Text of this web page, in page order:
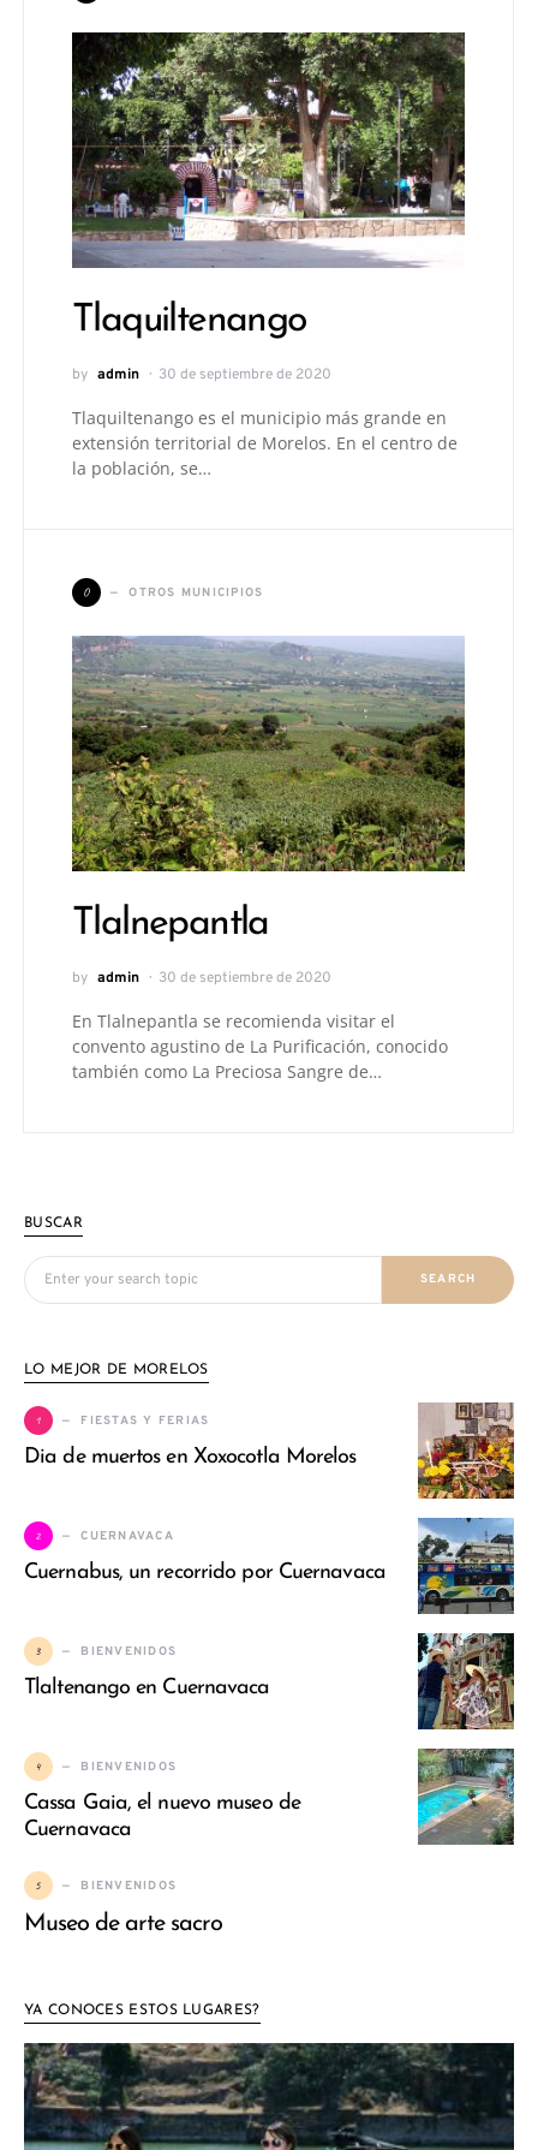
Tlaquiltenango
by admin 30 de septiembre de 2020
Tlaquiltenango es el municipio más grande en
extensión territorial de Morelos. En el centro de
la población, se…
O OTROS MUNICIPIOS
Tlalnepantla
by admin 30 de septiembre de 2020
En Tlalnepantla se recomienda visitar el
convento agustino de La Purificación, conocido
también como La Preciosa Sangre de…
BUSCAR
Search for:
SEARCH
LO MEJOR DE MORELOS
1 FIESTAS Y FERIAS
Dia de muertos en Xoxocotla Morelos
2 CUERNAVACA
Cuernabus, un recorrido por Cuernavaca
3 BIENVENIDOS
Tlaltenango en Cuernavaca
4 BIENVENIDOS
Cassa Gaia, el nuevo museo de
Cuernavaca
5 BIENVENIDOS
Museo de arte sacro
YA CONOCES ESTOS LUGARES?